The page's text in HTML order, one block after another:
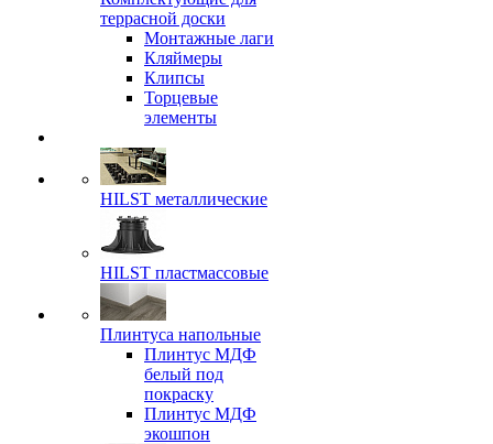
террасной доски
Монтажные лаги
Кляймеры
Клипсы
Торцевые
элементы
HILST металлические
HILST пластмассовые
Плинтуса напольные
Плинтус МДФ
белый под
покраску
Плинтус МДФ
экошпон